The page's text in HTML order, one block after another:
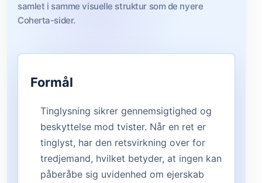
samlet i samme visuelle struktur som de nyere
Coherta-sider.
Formål
Tinglysning sikrer gennemsigtighed og
beskyttelse mod tvister. Når en ret er
tinglyst, har den retsvirkning over for
tredjemand, hvilket betyder, at ingen kan
påberåbe sig uvidenhed om ejerskab